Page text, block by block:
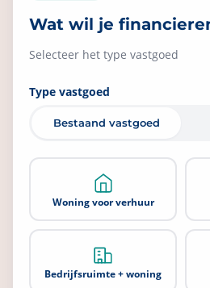
Achternaam
Bedrijfsnaam
Wat wil je
Selecteer het type vastgoed
Type vastgoed
Bestaand vastgoed
Woning voor verhuur
Bedrijfsruimte + woning